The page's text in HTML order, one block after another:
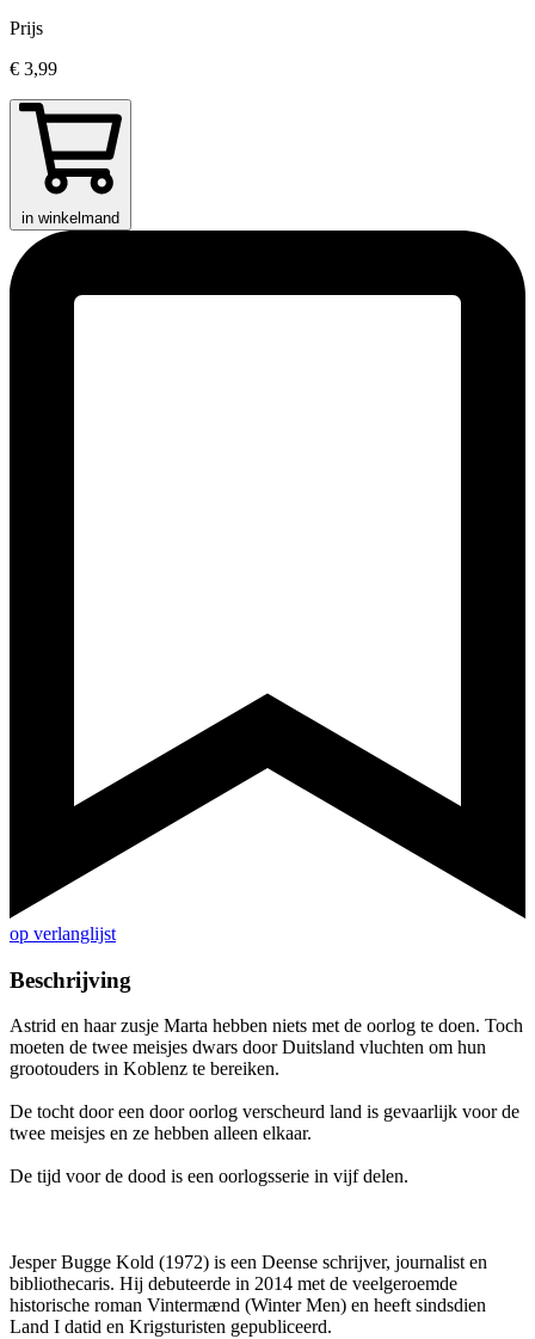
Prijs
€ 3,99
in winkelmand
op verlanglijst
Beschrijving
Astrid en haar zusje Marta hebben niets met de oorlog te doen. Toch
moeten de twee meisjes dwars door Duitsland vluchten om hun
grootouders in Koblenz te bereiken.
De tocht door een door oorlog verscheurd land is gevaarlijk voor de
twee meisjes en ze hebben alleen elkaar.
De tijd voor de dood is een oorlogsserie in vijf delen.
Jesper Bugge Kold (1972) is een Deense schrijver, journalist en
bibliothecaris. Hij debuteerde in 2014 met de veelgeroemde
historische roman Vintermænd (Winter Men) en heeft sindsdien
Land I datid en Krigsturisten gepubliceerd.